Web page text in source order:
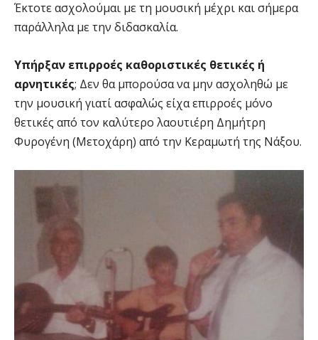
Έκτοτε ασχολούμαι με τη μουσική μέχρι και σήμερα
παράλληλα με την διδασκαλία.
Υπήρξαν επιρροές καθοριστικές θετικές ή
αρνητικές; Δεν θα μπορούσα να μην ασχοληθώ με
την μουσική γιατί ασφαλώς είχα επιρροές μόνο
θετικές από τον καλύτερο λαουτιέρη Δημήτρη
Φυρογένη (Μετοχάρη) από την Κεραμωτή της Νάξου.